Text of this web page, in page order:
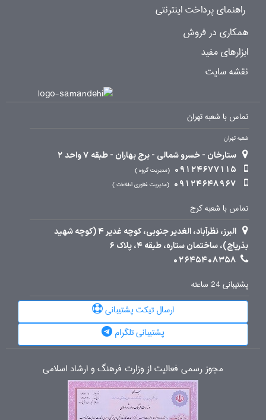
راهنمای پرداخت اینترنتی
همکاری در فروش
ابزارهای مفید
نقشه سایت
تماس با شعبه تهران
شعبه تهران
ستارخان - خسرو شمالی - برج بهاران - طبقه 7 واحد 2
09124677115
مدیریت گروه
09124648967 مدیریت فناوری اطلاعات
تماس با شعبه کرج
البرز، نظرآباد، الغدیر جنوبی، کوچه غدیر 4 (کوچه شهید
بذرپاچ)، ساختمان ستاره، طبقه 4، پلاک 6
02645408358
پشتیبانی 24 ساعته
ارسال تیکت پشتیبانی
پشتیبانی تلگرام
مجوز رسمی فعالیت از وزارت فرهنگ و ارشاد اسلامی